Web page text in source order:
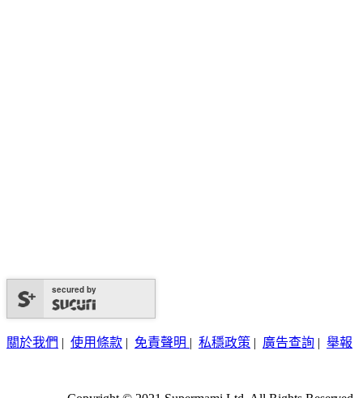
secured by
關於我們 | 使用條款 | 免責聲明 | 私穩政策 | 廣告查詢 | 舉報